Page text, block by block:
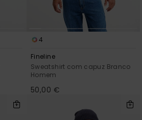
4
Fineline
Sweatshirt com capuz Branco
Homem
50,00 €